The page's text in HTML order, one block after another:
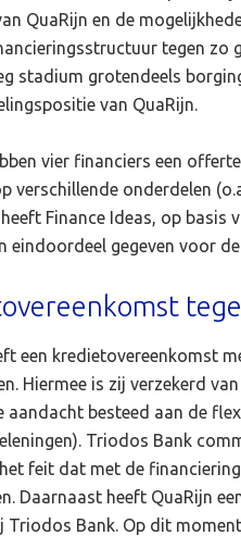
QuaRijn en de
tegen zo
stadium grotendeels
van QuaRijn.
vier financiers een
verschillende onderdelen
Finance Ideas, op
eindoordeel gegeven voor
een kredietovereenkomst
Hiermee is zij verzekerd
aandacht besteed aan de
Triodos Bank
feit dat met de
Daarnaast heeft QuaRijn
Triodos Bank. Op dit